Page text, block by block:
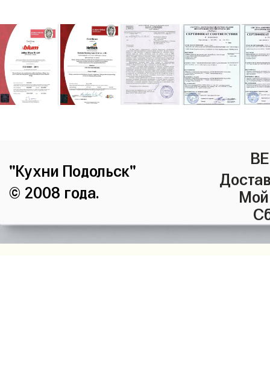
"Кухни Подольск"
© 2008 года.